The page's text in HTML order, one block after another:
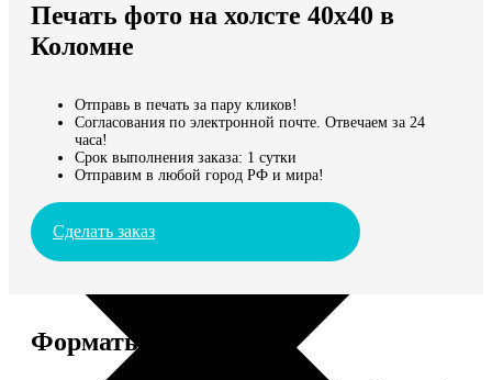
Мы доставляем по всему миру
Продолжить без города
Печать фото на холсте 40х40 в
Коломне
Отправь в печать за пару кликов!
Согласования по электронной почте. Отвечаем за 24
часа!
Срок выполнения заказа: 1 сутки
Отправим в любой город РФ и мира!
Сделать заказ
Форматы и цены